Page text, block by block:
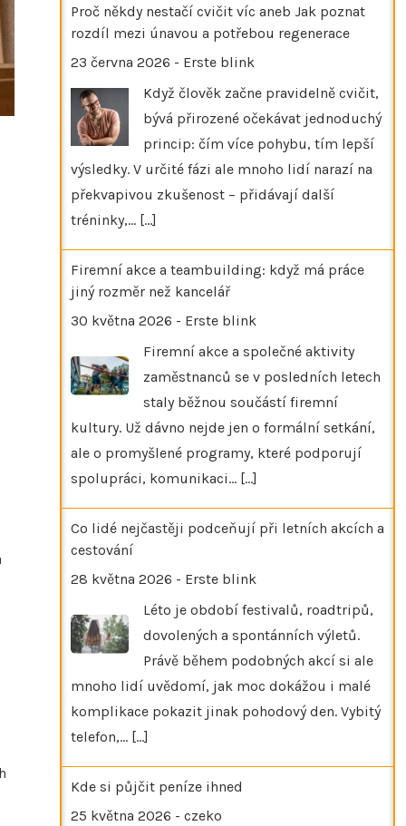
Proč někdy nestačí cvičit víc aneb Jak poznat
rozdíl mezi únavou a potřebou regenerace
23 června 2026 - Erste blink
Když člověk začne pravidelně cvičit,
bývá přirozené očekávat jednoduchý
princip: čím více pohybu, tím lepší
výsledky. V určité fázi ale mnoho lidí narazí na
překvapivou zkušenost – přidávají další
tréninky,… [...]
Firemní akce a teambuilding: když má práce
jiný rozměr než kancelář
30 května 2026 - Erste blink
Firemní akce a společné aktivity
zaměstnanců se v posledních letech
staly běžnou součástí firemní
kultury. Už dávno nejde jen o formální setkání,
ale o promyšlené programy, které podporují
spolupráci, komunikaci… [...]
Co lidé nejčastěji podceňují při letních akcích a
cestování
28 května 2026 - Erste blink
Léto je období festivalů, roadtripů,
dovolených a spontánních výletů.
Právě během podobných akcí si ale
mnoho lidí uvědomí, jak moc dokážou i malé
komplikace pokazit jinak pohodový den. Vybitý
telefon,… [...]
Kde si půjčit peníze ihned
25 května 2026 - czeko